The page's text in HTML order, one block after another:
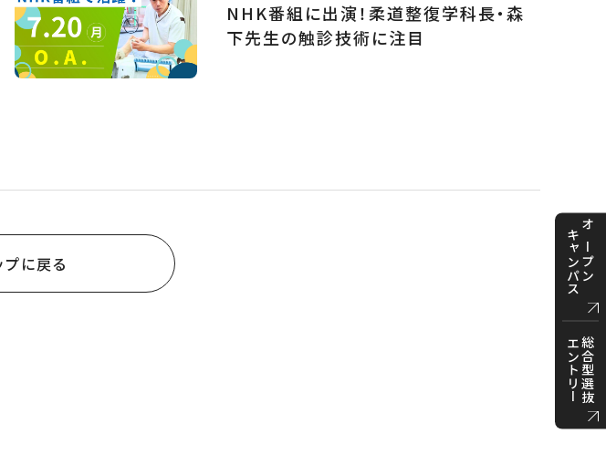
NHK番組に出演！柔道整復学科長・森
下先生の触診技術に注目
プに戻る オープン
キャンパス
総合型選抜
エントリー